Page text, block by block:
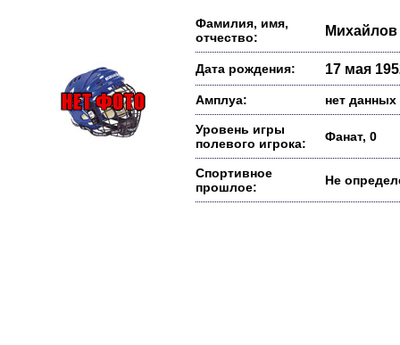
Фамилия, имя,
отчество:
Дата рождения: 17 мая
Амплуа: нет данных
Уровень игры
полевого игрока:
Фанат, 0
Спортивное
прошлое:
Не